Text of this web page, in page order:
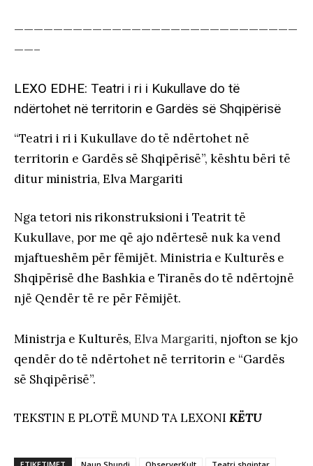
—————————————————————————————
——–
LEXO EDHE: Teatri i ri i Kukullave do të
ndërtohet në territorin e Gardës së Shqipërisë
“Teatri i ri i Kukullave do të ndërtohet në
territorin e Gardës së Shqipërisë”, kështu bëri të
ditur ministria, Elva Margariti
Nga tetori nis rikonstruksioni i Teatrit të
Kukullave, por me që ajo ndërtesë nuk ka vend
mjaftueshëm për fëmijët. Ministria e Kulturës e
Shqipërisë dhe Bashkia e Tiranës do të ndërtojnë
një Qendër të re për Fëmijët.
Ministrja e Kulturës, Elva Margariti, njofton se kjo
qendër do të ndërtohet në territorin e “Gardës
së Shqipërisë”.
TEKSTIN E PLOTË MUND TA LEXONI KËTU